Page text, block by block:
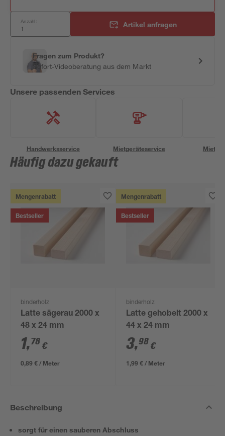
Anzahl: Artikel anfragen
Fragen zum Produkt?
Sofort-Videoberatung aus dem Markt
Unsere passenden Services
Handwerksservice Mietgeräteservice
Häufig dazu gekauft
Mengenrabatt
Bestseller
binderholz
Latte sägerau 2000 x
48 x 24 mm
1,78 €
0,89 € / Meter
Mengenrabatt
Bestseller
binderholz
Latte gehobelt 2000 x
44 x 24 mm
3,98 €
1,99 € / Meter
Beschreibung
sorgt für einen sauberen Abschluss